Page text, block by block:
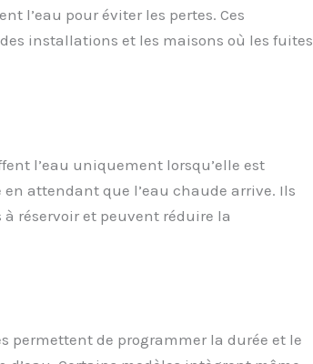
l’eau pour éviter les pertes. Ces
installations et les maisons où les fuites
l’eau uniquement lorsqu’elle est
attendant que l’eau chaude arrive. Ils
réservoir et peuvent réduire la
permettent de programmer la durée et le